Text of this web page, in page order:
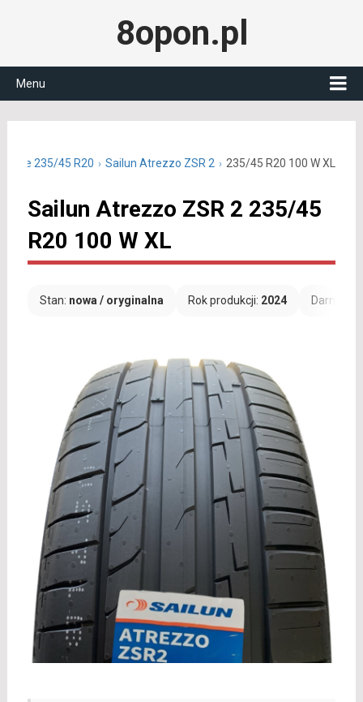
8opon.pl
Menu
letnie 235/45 R20 Sailun Atrezzo ZSR 2 235/45 R20 100 W XL
Sailun Atrezzo ZSR 2 235/45
R20 100 W XL
Stan: nowa / oryginalna Rok produkcji: 2024